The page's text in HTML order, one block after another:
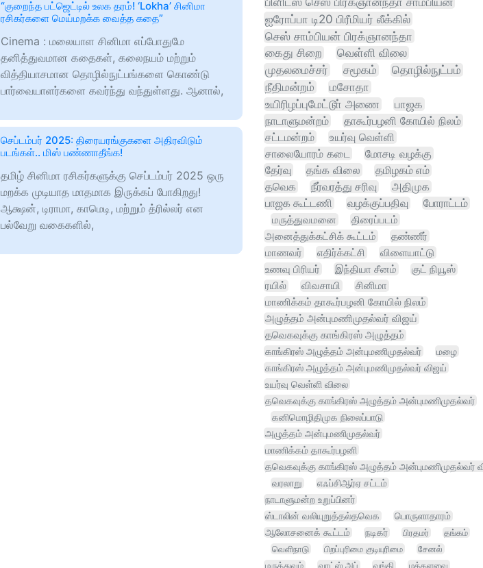
“குறைந்த பட்ஜெட்டில் உலக தரம்! ‘Lokha’ சினிமா
ரசிகர்களை மெய்மறக்க வைத்த கதை”
Cinema : மலையாள சினிமா எப்போதுமே
தனித்துவமான கதைகள், கலைநயம் மற்றும்
வித்தியாசமான தொழில்நுட்பங்களை கொண்டு
பார்வையாளர்களை கவர்ந்து வந்துள்ளது. ஆனால்,
செப்டம்பர் 2025: திரையரங்குகளை அதிரவிடும்
படங்கள்.. மிஸ் பண்ணாதீங்க!
தமிழ் சினிமா ரசிகர்களுக்கு செப்டம்பர் 2025 ஒரு
மறக்க முடியாத மாதமாக இருக்கப் போகிறது!
ஆக்ஷன், டிராமா, காமெடி, மற்றும் த்ரில்லர் என
பல்வேறு வகைகளில்,
ஐரோப்பா டி20 பிரீமியர் லீக்கில்
செஸ் சாம்பியன் பிரக்ஞானந்தா
கைது சிறை
வெள்ளி விலை
முதலமைச்சர்
சமூகம்
தொழில்நுட்பம்
நீதிமன்றம்
மசோதா
உயிரிழப்புமேட்டூா் அணை
பாஜக
நாடாளுமன்றம்
தாகூர்பழனி கோயில் நிலம்
சட்டமன்றம்
உயர்வு வெள்ளி
சாலையோரம் கடை
மோசடி வழக்கு
தேர்வு
தங்க விலை
தமிழகம் எம்
தவெக
நீர்வரத்து சரிவு
அதிமுக
பாஜக கூட்டணி
வழக்குப்பதிவு
போராட்டம்
மருத்துவமனை
திரைப்படம்
அனைத்துக்கட்சிக் கூட்டம்
தண்ணீர்
மாணவர்
எதிர்க்கட்சி
விளையாட்டு
உணவு பிரியர்
இந்தியா சீனம்
குட் நியூஸ்
ரயில்
விவசாயி
சினிமா
மாணிக்கம் தாகூர்பழனி கோயில் நிலம்
அழுத்தம் அன்புமணிமுதல்வர் விஜய்
தவெகவுக்கு காங்கிரஸ் அழுத்தம்
காங்கிரஸ் அழுத்தம் அன்புமணிமுதல்வர்
மழை
காங்கிரஸ் அழுத்தம் அன்புமணிமுதல்வர் விஜய்
உயர்வு வெள்ளி விலை
தவெகவுக்கு காங்கிரஸ் அழுத்தம் அன்புமணிமுதல்வர்
கனிமொழிதிமுக நிலைப்பாடு
அழுத்தம் அன்புமணிமுதல்வர்
மாணிக்கம் தாகூர்பழனி
தவெகவுக்கு காங்கிரஸ் அழுத்தம் அன்புமணிமுதல்வர்
வரலாறு
எஃப்சிஆர்ஏ சட்டம்
நாடாளுமன்ற உறுப்பினர்
ஸ்டாலின் வலியுறுத்தல்தவெக
பொருளாதாரம்
ஆலோசனைக் கூட்டம்
நடிகர் பிரதமர்
தங்கம்
வெளிநாடு
பிறப்புரிமை குடியுரிமை
சேனல்
மருத்துவம்
வாட்ஸ் அப் வங்கி மக்களவை